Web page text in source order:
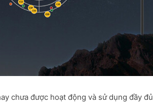
chưa được hoạt động và sử dụng đầy đủ